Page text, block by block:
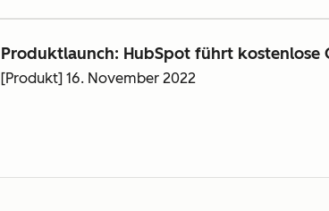
Produktlaunch: HubSpot führt kostenlose
[Produkt] 16. November 2022